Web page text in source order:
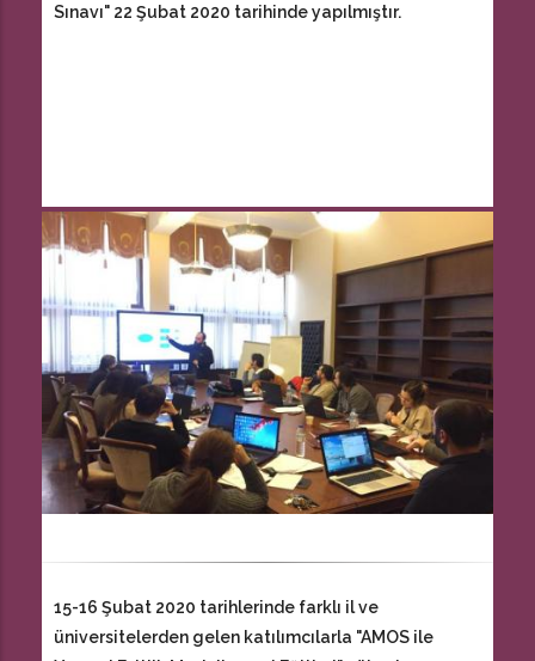
Sınavı" 22 Şubat 2020 tarihinde yapılmıştır.
15-16 Şubat 2020 tarihlerinde farklı il ve
üniversitelerden gelen katılımcılarla "AMOS ile